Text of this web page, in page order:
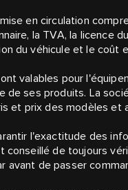
en circulation
la TVA, la licence
du véhicule et le coût
valables pour
de ses produits. La
et prix des modèles
l'exactitude des
conseillé de toujours
avant de passer